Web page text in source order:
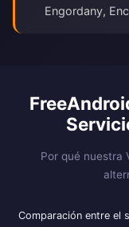
Engordany,
Por qué nuestra
Comparación entre el